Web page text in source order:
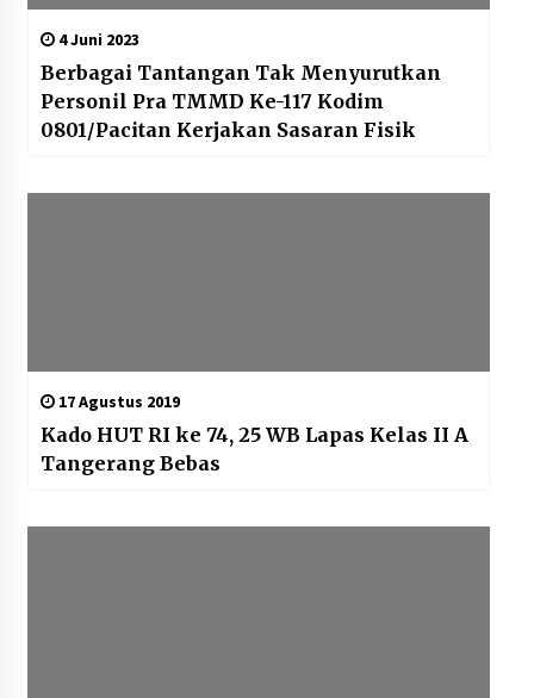
4 Juni 2023
Berbagai Tantangan Tak Menyurutkan
Personil Pra TMMD Ke-117 Kodim
0801/Pacitan Kerjakan Sasaran Fisik
17 Agustus 2019
Kado HUT RI ke 74, 25 WB Lapas Kelas II A
Tangerang Bebas